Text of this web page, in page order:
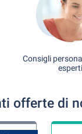
Consigli
offerte di